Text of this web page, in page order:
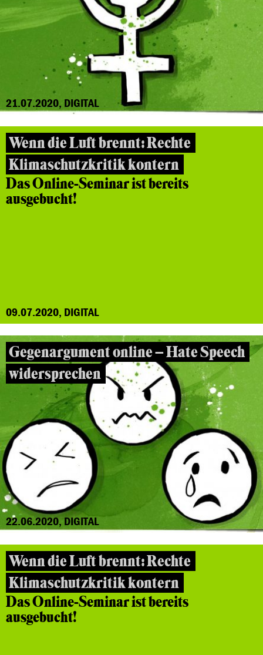
21.07.2020, DIGITAL
Wenn die Luft brennt: Rechte
Klimaschutzkritik kontern
Das Online-Seminar ist bereits
ausgebucht!
09.07.2020, DIGITAL
Gegenargument online – Hate Speech
widersprechen
22.06.2020, DIGITAL
Wenn die Luft brennt: Rechte
Klimaschutzkritik kontern
Das Online-Seminar ist bereits
ausgebucht!